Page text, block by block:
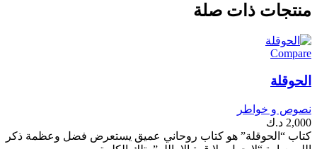
منتجات ذات صلة
Compare
الحوقلة
نصوص و خواطر
2,000 د.ك
كتاب “الحوقلة” هو كتاب روحاني عميق يستعرض فضل وعظمة ذكر